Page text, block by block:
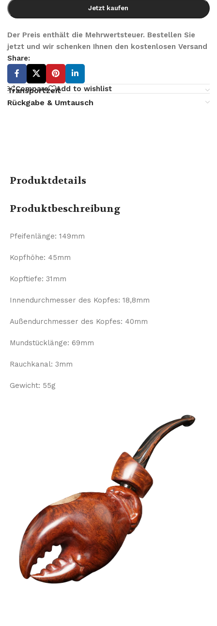
Jetzt kaufen
Der Preis enthält die Mehrwertsteuer. Bestellen Sie
jetzt und wir schenken Ihnen den kostenlosen Versand
Share:
Compare Add to wishlist
Transportzeit
Rückgabe & Umtausch
Produktdetails
Produktbeschreibung
Pfeifenlänge: 149mm
Kopfhöhe: 45mm
Kopftiefe: 31mm
Innendurchmesser des Kopfes: 18,8mm
Außendurchmesser des Kopfes: 40mm
Mundstücklänge: 69mm
Rauchkanal: 3mm
Gewicht: 55g